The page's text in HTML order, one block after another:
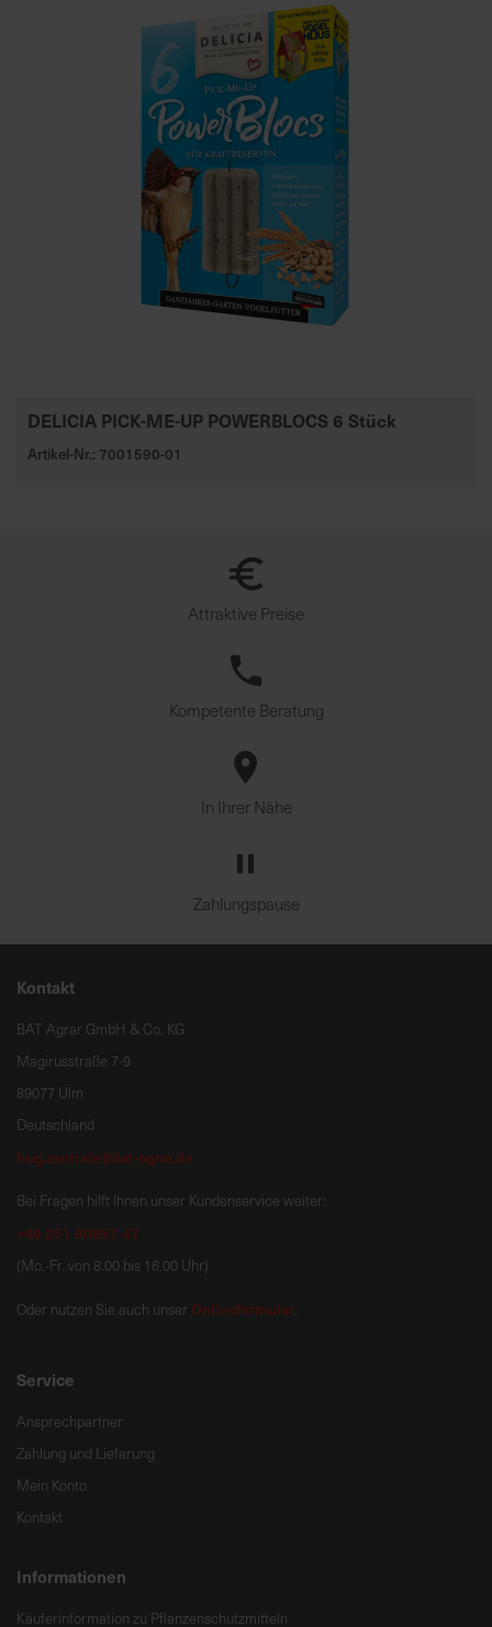
DELICIA PICK-ME-UP POWERBLOCS 6 Stück
Artikel-Nr.: 7001590-01
Attraktive Preise
Kompetente Beratung
In Ihrer Nähe
Zahlungspause
Kontakt
BAT Agrar GmbH & Co. KG
Magirusstraße 7-9
89077 Ulm
Deutschland
hug.zentrale@bat-agrar.de
Bei Fragen hilft Ihnen unser Kundenservice weiter:
+49 251 60957 47
(Mo.-Fr. von 8.00 bis 16.00 Uhr)
Oder nutzen Sie auch unser Onlineformular.
Service
Ansprechpartner
Zahlung und Lieferung
Mein Konto
Kontakt
Informationen
Käuferinformation zu Pflanzenschutzmitteln